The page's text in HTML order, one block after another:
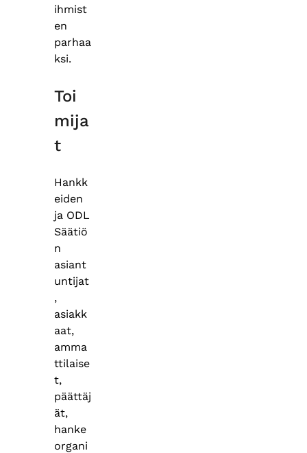
ihmist
en
parhaa
ksi.
Toi
mija
t
Hankk
eiden
ja ODL
Säätiö
n
asiant
untijat
,
asiakk
aat,
amma
ttilaise
t,
päättäj
ät,
hanke
organi